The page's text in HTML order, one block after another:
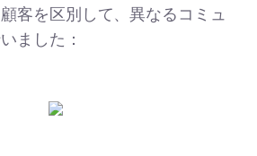
客を区別して、異なるコミュ
ました：